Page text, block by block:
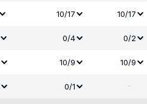
10/17 10/17
0/4 0/2
10/9 10/9
0/1 -